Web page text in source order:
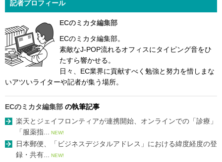
記者プロフィール
ECのミカタ編集部
ECのミカタ編集部。
素敵なJ-POP流れるオフィスにタイピング音をひ
たすら響かせる。
日々、EC業界に貢献すべく勉強と努力を惜しまな
いアツいライターや記者が集う場所。
ECのミカタ編集部 の執筆記事
楽天とジェイフロンティアが連携開始、オンラインでの「診療」
「服薬指...
NEW!
日本郵便、「ビジネスデジタルアドレス」における緯度経度の登
録・共有...
NEW!